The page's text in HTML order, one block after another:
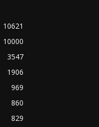
10621
10000
3547
1906
969
860
829